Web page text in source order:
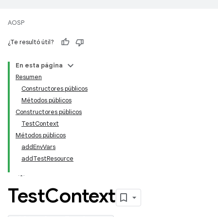
AOSP
¿Te resultó útil?
En esta página
Resumen
Constructores públicos
Métodos públicos
Constructores públicos
TestContext
Métodos públicos
addEnvVars
addTestResource
TestContext